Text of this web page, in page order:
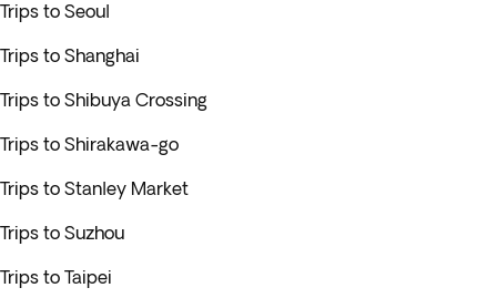
Trips to Seoul
Trips to Shanghai
Trips to Shibuya Crossing
Trips to Shirakawa-go
Trips to Stanley Market
Trips to Suzhou
Trips to Taipei